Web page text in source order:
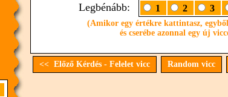
Legbénább:
1 2 3
(Amikor egy értékre kattintasz,
és cserébe azonnal egy új
<< Előző Kérdés - Felelet vicc Random vicc